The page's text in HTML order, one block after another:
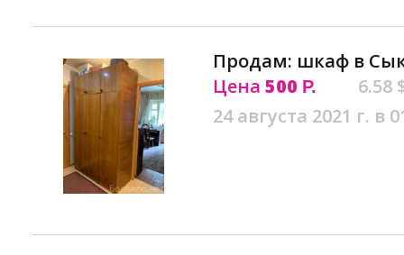
Продам: шкаф в
Цена 500 Р.
6.58
24 августа 2021 г. в